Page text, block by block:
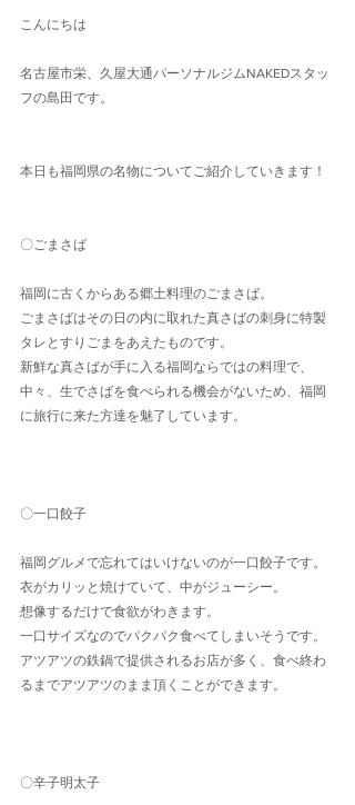
こんにちは
名古屋市栄、久屋大通パーソナルジムNAKEDスタッ
フの島田です。
本日も福岡県の名物についてご紹介していきます！
〇ごまさば
福岡に古くからある郷土料理のごまさば。
ごまさばはその日の内に取れた真さばの刺身に特製
タレとすりごまをあえたものです。
新鮮な真さばが手に入る福岡ならではの料理で、
中々、生でさばを食べられる機会がないため、福岡
に旅行に来た方達を魅了しています。
〇一口餃子
福岡グルメで忘れてはいけないのが一口餃子です。
衣がカリッと焼けていて、中がジューシー。
想像するだけで食欲がわきます。
一口サイズなのでパクパク食べてしまいそうです。
アツアツの鉄鍋で提供されるお店が多く、食べ終わ
るまでアツアツのまま頂くことができます。
〇辛子明太子